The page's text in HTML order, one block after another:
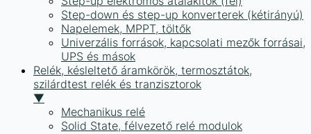
Step-down és step-up konverterek (kétirányú)
Napelemek, MPPT, töltők
Univerzális források, kapcsolati mezők forrásai,
UPS és mások
Relék, késleltető áramkörök, termosztátok,
szilárdtest relék és tranzisztorok
▼
Mechanikus relé
Solid State, félvezető relé modulok